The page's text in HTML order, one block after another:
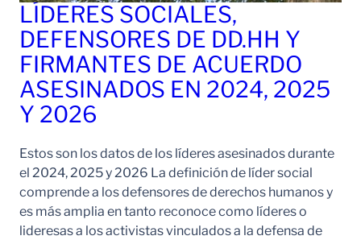
LÍDERES SOCIALES,
DEFENSORES DE DD.HH Y
FIRMANTES DE ACUERDO
ASESINADOS EN 2024, 2025
Y 2026
Estos son los datos de los líderes asesinados durante
el 2024, 2025 y 2026 La definición de líder social
comprende a los defensores de derechos humanos y
es más amplia en tanto reconoce como líderes o
lideresas a los activistas vinculados a la defensa de